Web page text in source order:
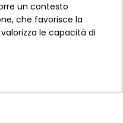
un contesto
che favorisce la
le capacità di